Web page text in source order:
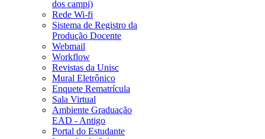
dos campi)
Rede Wi-fi
Sistema de Registro da
Produção Docente
Webmail
Workflow
Revistas da Unisc
Mural Eletrônico
Enquete Rematrícula
Sala Virtual
Ambiente Graduação
EAD - Antigo
Portal do Estudante